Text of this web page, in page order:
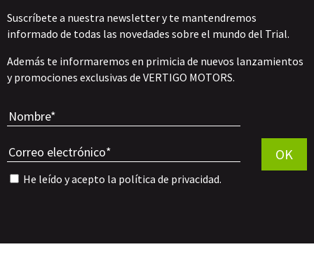
Suscríbete a nuestra newsletter y te mantendremos
informado de todas las novedades sobre el mundo del Trial.
Además te informaremos en primicia de nuevos lanzamientos
y promociones exclusivas de VERTIGO MOTORS.
He leído y acepto la política de privacidad.
OK